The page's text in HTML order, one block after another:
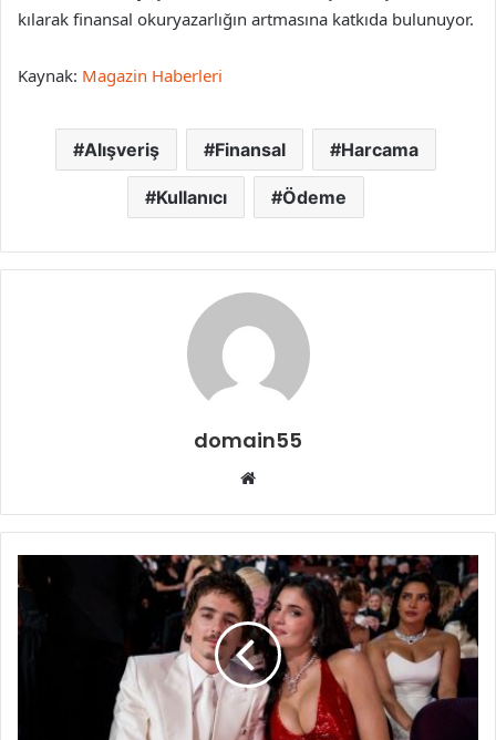
kılarak finansal okuryazarlığın artmasına katkıda bulunuyor.
Kaynak: Magazin Haberleri
Alışveriş Finansal Harcama
Kullanıcı Ödeme
domain55
Web